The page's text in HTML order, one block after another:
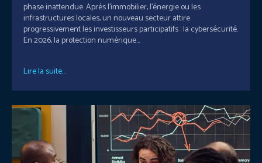
phase inattendue. Après l’immobilier, l’énergie ou les
infrastructures locales, un nouveau secteur attire
progressivement les investisseurs participatifs : la cybersécurité.
En 2026, la protection numérique...
Lire la suite...